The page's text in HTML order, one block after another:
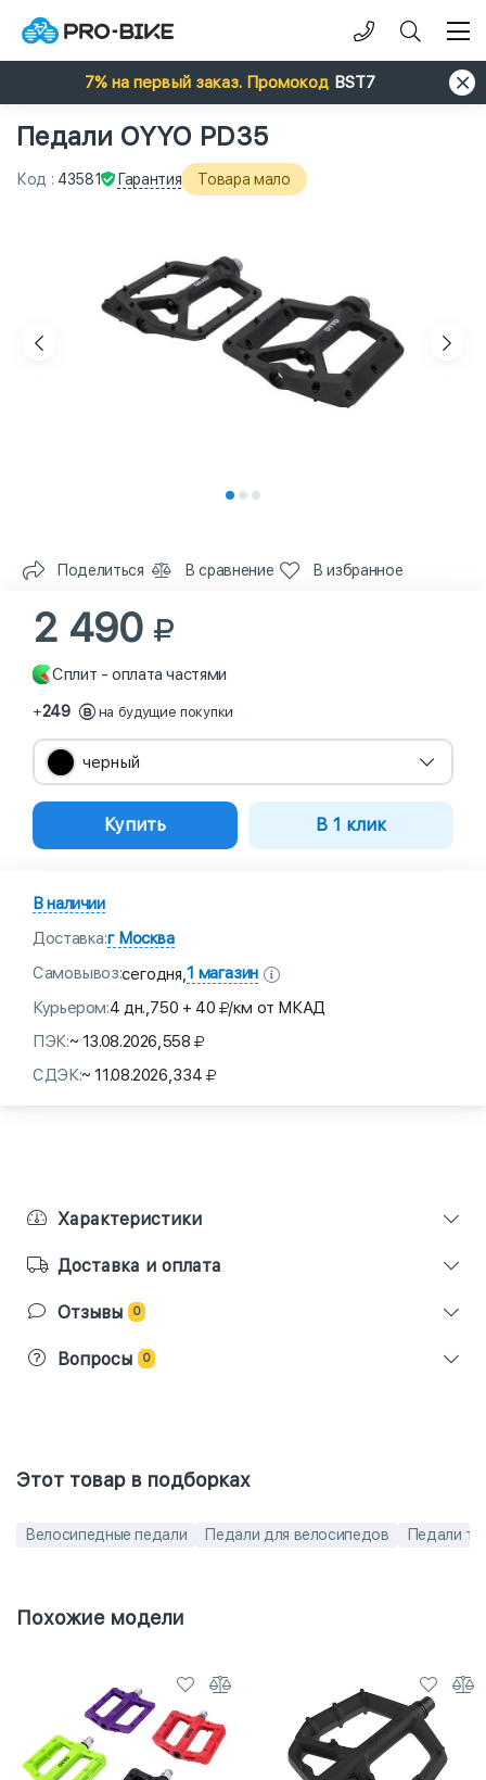
7% на первый заказ. Промокод BST7
Педали OYYO PD35
Код : 43581 Гарантия Товара мало
Поделиться В сравнение В избранное
2 490
Сплит - оплата частями
+249 на будущие покупки
черный
Купить В 1 клик
В наличии
Доставка:г Москва
Самовывоз:сегодня,1 магазин
Курьером:4 дн.,750 + 40
/км от МКАД
ПЭК:~ 13.08.2026,558
СДЭК:~ 11.08.2026,334
Характеристики
Доставка и оплата
Отзывы 0
Вопросы 0
Этот товар в подборках
Велосипедные педали Педали для велосипедов Педали
Похожие модели